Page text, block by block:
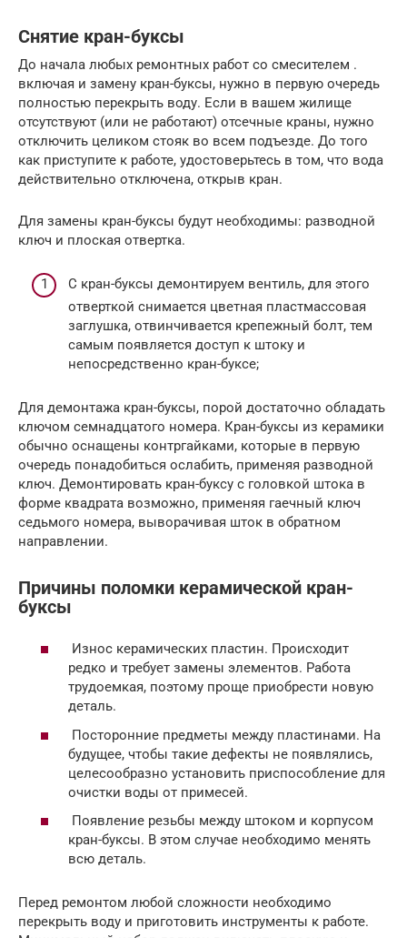
Снятие кран-буксы
До начала любых ремонтных работ со смесителем .
включая и замену кран-буксы, нужно в первую очередь
полностью перекрыть воду. Если в вашем жилище
отсутствуют (или не работают) отсечные краны, нужно
отключить целиком стояк во всем подъезде. До того
как приступите к работе, удостоверьтесь в том, что вода
действительно отключена, открыв кран.
Для замены кран-буксы будут необходимы: разводной
ключ и плоская отвертка.
С кран-буксы демонтируем вентиль, для этого
отверткой снимается цветная пластмассовая
заглушка, отвинчивается крепежный болт, тем
самым появляется доступ к штоку и
непосредственно кран-буксе;
Для демонтажа кран-буксы, порой достаточно обладать
ключом семнадцатого номера. Кран-буксы из керамики
обычно оснащены контргайками, которые в первую
очередь понадобиться ослабить, применяя разводной
ключ. Демонтировать кран-буксу с головкой штока в
форме квадрата возможно, применяя гаечный ключ
седьмого номера, выворачивая шток в обратном
направлении.
Причины поломки керамической кран-
буксы
Износ керамических пластин. Происходит
редко и требует замены элементов. Работа
трудоемкая, поэтому проще приобрести новую
деталь.
Посторонние предметы между пластинами. На
будущее, чтобы такие дефекты не появлялись,
целесообразно установить приспособление для
очистки воды от примесей.
Появление резьбы между штоком и корпусом
кран-буксы. В этом случае необходимо менять
всю деталь.
Перед ремонтом любой сложности необходимо
перекрыть воду и приготовить инструменты к работе.